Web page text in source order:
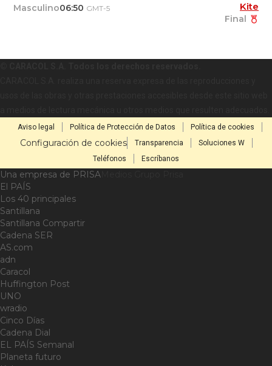
Masculino06:50 GMT-5 Kite
Final
Aviso legal Política de Protección de Datos Política de cookies
Configuración de cookies Transparencia
Soluciones W
Teléfonos
Escríbanos
Una empresa de PRISA
El PAÍS
Los 40 principales
Santillana
Santillana Compartir
Cadena SER
AS.com
adn
Caracol
Huffington Post
UNO
wradio
Cinco Días
Cadena Dial
EL PAÍS Semanal
Planeta futuro